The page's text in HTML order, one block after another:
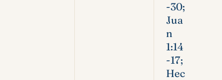
-30;
Jua
n
1:14
-17;
Hec